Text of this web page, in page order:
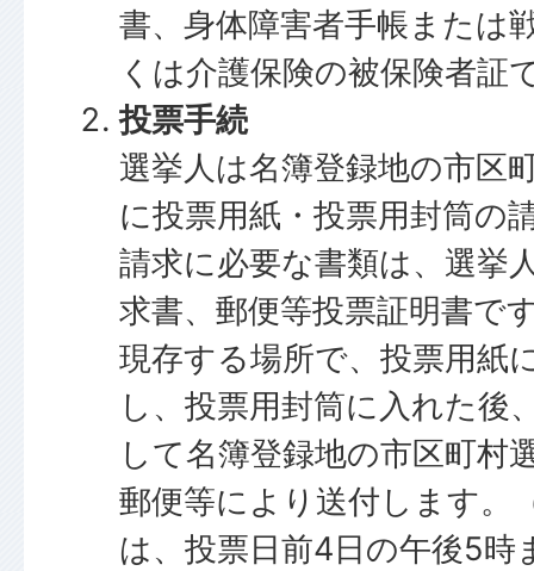
書、身体障害者手帳または
くは介護保険の被保険者証
投票手続
選挙人は名簿登録地の市区
に投票用紙・投票用封筒の
請求に必要な書類は、選挙
求書、郵便等投票証明書で
現存する場所で、投票用紙
し、投票用封筒に入れた後
して名簿登録地の市区町村
郵便等により送付します。
は、投票日前4日の午後5時